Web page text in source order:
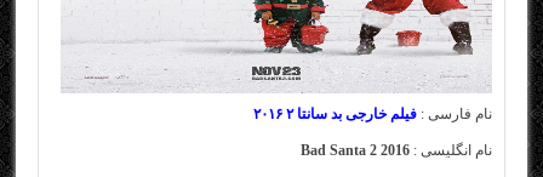
نام فارسی :فیلم خارجی بد سانتا ۲ ۲۰۱۶
نام انگلیسی :Bad Santa 2 2016